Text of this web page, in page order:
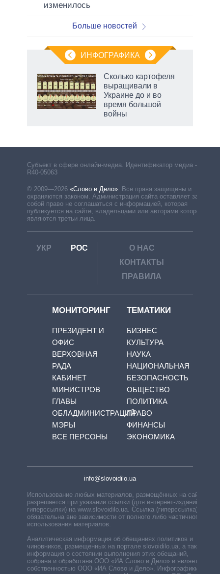
изменилось
Больше новостей
ИНФОГРАФИКА
Сколько картофеля
выращивали в
Украине до и во
время большой
войны
Субъект в сфере онлайн-медиа. Идентификатор медиа –
R40-05063
© 2009—2026 «Слово и Дело». Все права защищены и
охраняются законом. Администрация сайта оставляет за
собой право не соглашаться с информацией, которая
публикуется на сайте, владельцами или авторами которой
являются третьи лица.
УКР РОС
О НАС
КОНТАКТЫ
ПРАВИЛА
МОНИТОРИНГ
ПРЕЗИДЕНТ И
ОФИС
ВЕРХОВНАЯ
РАДА
КАБИНЕТ
МИНИСТРОВ
ГЛАВЫ
ОБЛАДМИНИСТРАЦИЙ
МЭРЫ
ВСЕ ПЕРСОНЫ
ТЕМАТИКИ
БИЗНЕС
КУЛЬТУРА
НАУКА
НАЦИОНАЛЬНАЯ
БЕЗОПАСНОСТЬ
ОБЩЕСТВО
ПОЛИТИКА
ПРАВО
ФИНАНСЫ
ЭКОНОМИКА
info@slovoidilo.ua
Использование любых материалов, размещённых на сайте,
разрешается при указании ссылки (для интернет-изданий —
гиперссылки) на www.slovoidilo.ua. Ссылка (гиперссылка)
обязательна вне зависимости от полного либо частичного
использования материалов.
Аналитическая информация об обещаниях политиков и
чиновников, размещенных на портале slovoidilo.ua, а также
информация о состоянии выполнения этих обещаний,
собрана и обработана ООО «ИА Слово и Дело» и является
собственностью ООО «ИА Слово и Дело». Инфографики,